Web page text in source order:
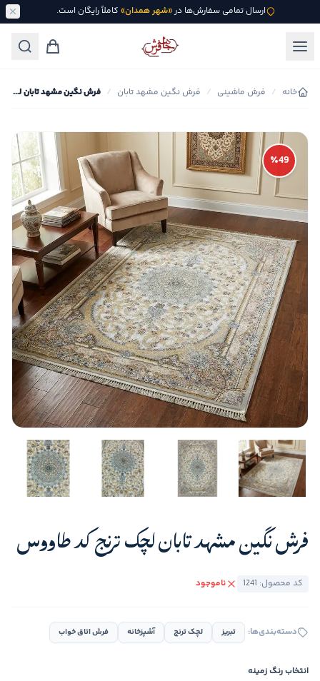
ارسال تمامی سفارش‌ها در«شهر همدان» کاملاً رایگان است.
خانه / فرش ماشینی / فرش نگین مشهد تابان / فرش نگین مشهد تابان لچک ترنج کد طاووس
٪49
فرش نگین مشهد تابان لچک ترنج کد طاووس
کد محصول: 1241 ناموجود
دسته‌بندی‌ها: تبریز لچک ترنج آشپزخانه فرش اتاق خواب
انتخاب رنگ زمینه